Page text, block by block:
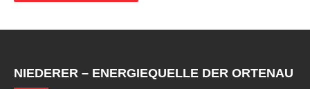
NIEDERER – ENERGIEQUELLE DER ORTENAU